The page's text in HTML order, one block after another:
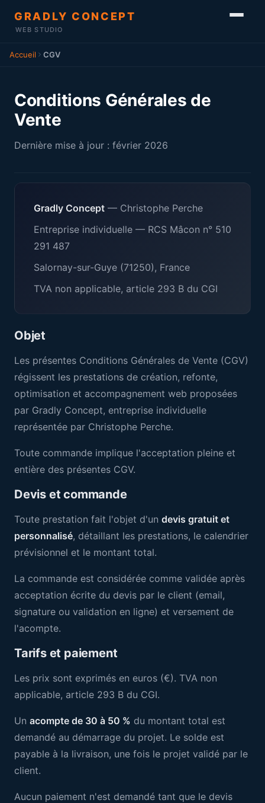
GRADLY CONCEPT
WEB STUDIO
Accueil CGV
Conditions Générales de
Vente
Dernière mise à jour : février 2026
Gradly Concept — Christophe Perche
Entreprise individuelle — RCS Mâcon n° 510
291 487
Salornay-sur-Guye (71250), France
TVA non applicable, article 293 B du CGI
Objet
Les présentes Conditions Générales de Vente (CGV)
régissent les prestations de création, refonte,
optimisation et accompagnement web proposées
par Gradly Concept, entreprise individuelle
représentée par Christophe Perche.
Toute commande implique l'acceptation pleine et
entière des présentes CGV.
Devis et commande
Toute prestation fait l'objet d'un devis gratuit et
personnalisé, détaillant les prestations, le calendrier
prévisionnel et le montant total.
La commande est considérée comme validée après
acceptation écrite du devis par le client (email,
signature ou validation en ligne) et versement de
l'acompte.
Tarifs et paiement
Les prix sont exprimés en euros (€). TVA non
applicable, article 293 B du CGI.
Un acompte de 30 à 50 % du montant total est
demandé au démarrage du projet. Le solde est
payable à la livraison, une fois le projet validé par le
client.
Aucun paiement n'est demandé tant que le devis